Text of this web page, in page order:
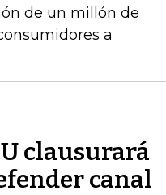
de un millón de
a
clausurará
canal